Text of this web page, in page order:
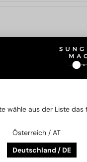
wähle aus der Liste
Österreich / AT
Deutschland / DE